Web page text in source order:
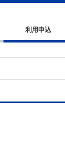
利用申込